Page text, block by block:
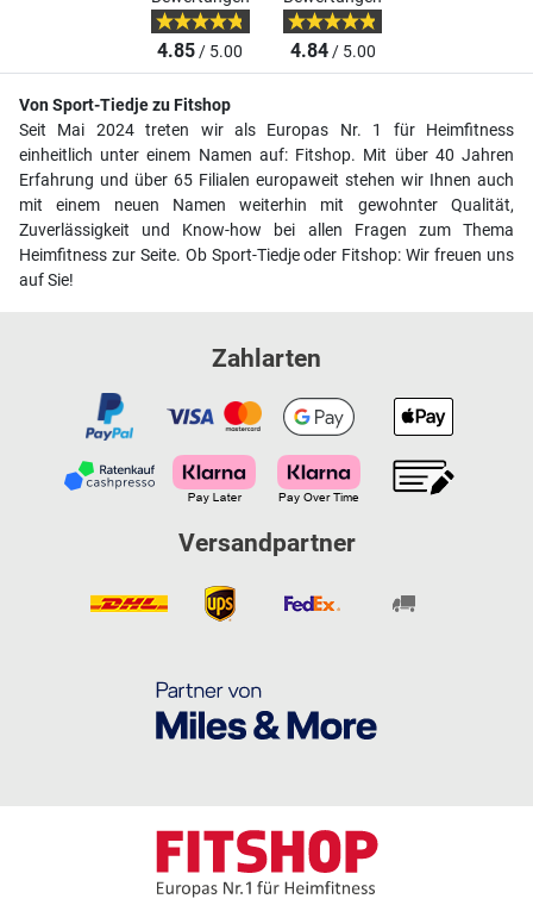
4.85/ 5.00 4.84/ 5.00
Von Sport-Tiedje zu Fitshop
Seit Mai 2024 treten wir als Europas Nr. 1 für Heimfitness
einheitlich unter einem Namen auf: Fitshop. Mit über 40 Jahren
Erfahrung und über 65 Filialen europaweit stehen wir Ihnen auch
mit einem neuen Namen weiterhin mit gewohnter Qualität,
Zuverlässigkeit und Know-how bei allen Fragen zum Thema
Heimfitness zur Seite. Ob Sport-Tiedje oder Fitshop: Wir freuen uns
auf Sie!
Zahlarten
Versandpartner